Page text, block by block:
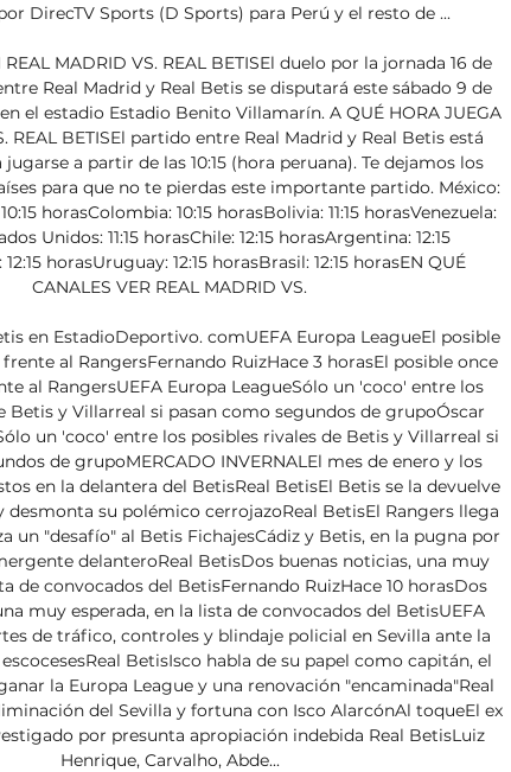
DirecTV Sports (D Sports) para Perú y el resto de ...
MADRID VS. REAL BETISEl duelo por la jornada 16 de
Real Madrid y Real Betis se disputará este sábado 9 de
el estadio Estadio Benito Villamarín. A QUÉ HORA JUEGA
REAL BETISEl partido entre Real Madrid y Real Betis está
a partir de las 10:15 (hora peruana). Te dejamos los
para que no te pierdas este importante partido. México:
horasColombia: 10:15 horasBolivia: 11:15 horasVenezuela:
Unidos: 11:15 horasChile: 12:15 horasArgentina: 12:15
horasUruguay: 12:15 horasBrasil: 12:15 horasEN QUÉ
CANALES VER REAL MADRID VS.
en EstadioDeportivo. comUEFA Europa LeagueEl posible
al RangersFernando RuizHace 3 horasEl posible once
al RangersUEFA Europa LeagueSólo un 'coco' entre los
Betis y Villarreal si pasan como segundos de grupoÓscar
un 'coco' entre los posibles rivales de Betis y Villarreal si
de grupoMERCADO INVERNALEl mes de enero y los
en la delantera del BetisReal BetisEl Betis se la devuelve
desmonta su polémico cerrojazoReal BetisEl Rangers llega
un "desafío" al Betis FichajesCádiz y Betis, en la pugna por
delanteroReal BetisDos buenas noticias, una muy
de convocados del BetisFernando RuizHace 10 horasDos
muy esperada, en la lista de convocados del BetisUEFA
de tráfico, controles y blindaje policial en Sevilla ante la
BetisIsco habla de su papel como capitán, el
la Europa League y una renovación "encaminada"Real
del Sevilla y fortuna con Isco AlarcónAl toqueEl ex
por presunta apropiación indebida Real BetisLuiz
Henrique, Carvalho, Abde...